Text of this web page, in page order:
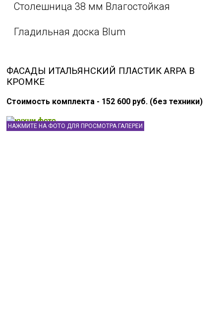
Столешница 38 мм Влагостойкая
Гладильная доска Blum
ФАСАДЫ ИТАЛЬЯНСКИЙ ПЛАСТИК ARPA В
КРОМКЕ
Стоимость комплекта - 152 600 руб. (без техники)
НАЖМИТЕ НА ФОТО ДЛЯ ПРОСМОТРА ГАЛЕРЕИ